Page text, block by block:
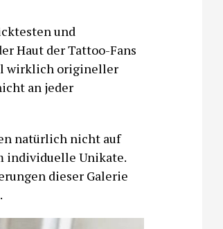
und
Haut der Tattoo-Fans
wirklich origineller
an jeder
natürlich nicht auf
individuelle Unikate.
dieser Galerie